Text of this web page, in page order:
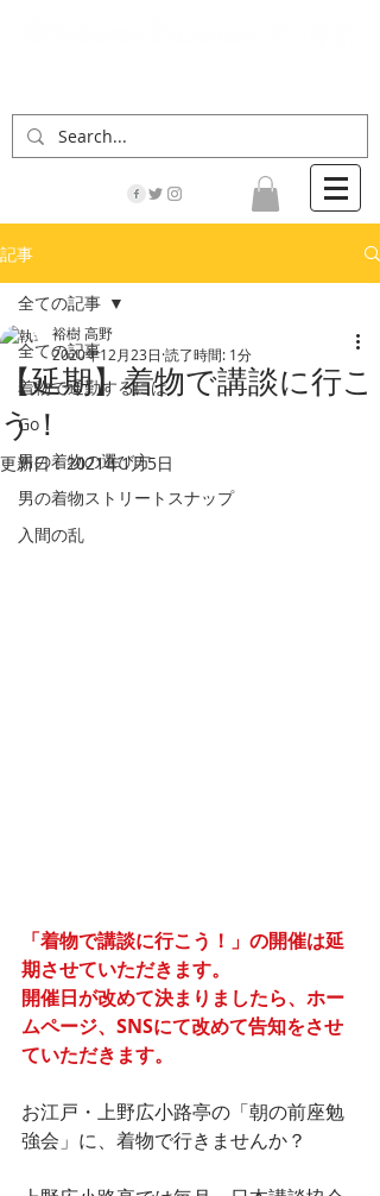
記事
全ての記事
着物で通勤するには
Go！
男の着物の選び方
男の着物ストリートスナップ
入間の乱
全ての記事
【延期】着物で講談に行こ
う！
裕樹 高野
2020年12月23日 読了時間: 1分
更新日：2021年1月5日
「着物で講談に行こう！」の開催は延
期させていただきます。
開催日が改めて決まりましたら、ホー
ムページ、SNSにて改めて告知をさせ
ていただきます。
お江戸・上野広小路亭の「朝の前座勉
強会」に、着物で行きませんか？